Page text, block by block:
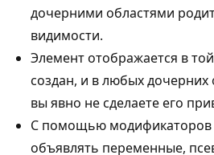
дочерними областями
видимости.
Элемент отображается в
создан, и в любых дочерних
вы явно не сделаете его
С помощью модификаторов
объявлять переменные,